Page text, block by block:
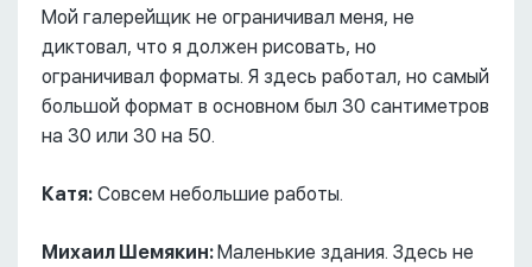
Мой галерейщик не ограничивал меня, не
диктовал, что я должен рисовать, но
ограничивал форматы. Я здесь работал, но самый
большой формат в основном был 30 сантиметров
на 30 или 30 на 50.
Катя: Совсем небольшие работы.
Михаил Шемякин:Маленькие здания. Здесь не